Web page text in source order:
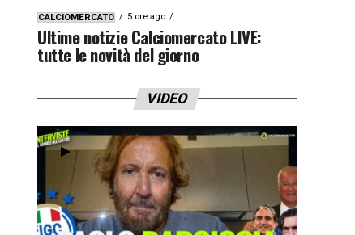
CALCIOMERCATO 5 ore ago
Ultime notizie Calciomercato LIVE:
tutte le novità del giorno
VIDEO